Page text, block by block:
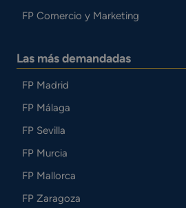
FP Comercio y Marketing
Las más demandadas
FP Madrid
FP Málaga
FP Sevilla
FP Murcia
FP Mallorca
FP Zaragoza